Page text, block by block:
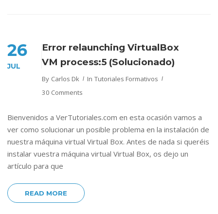
26
JUL
Error relaunching VirtualBox
VM process:5 (Solucionado)
By Carlos Dk In Tutoriales Formativos
30 Comments
Bienvenidos a VerTutoriales.com en esta ocasión vamos a
ver como solucionar un posible problema en la instalación de
nuestra máquina virtual Virtual Box. Antes de nada si queréis
instalar vuestra máquina virtual Virtual Box, os dejo un
artículo para que
READ MORE